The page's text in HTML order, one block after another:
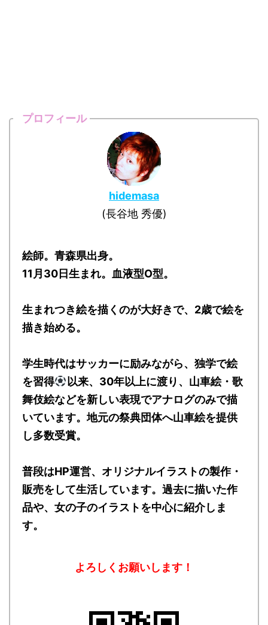
プロフィール
hidemasa
(長谷地 秀優)
絵師。青森県出身。
11月30日生まれ。血液型O型。
生まれつき絵を描くのが大好きで、2歳で絵を
描き始める。
学生時代はサッカーに励みながら、独学で絵
を習得
以来、30年以上に渡り、山車絵・歌
舞伎絵などを新しい表現でアナログのみで描
いています。地元の祭典団体へ山車絵を提供
し多数受賞。
普段はHP運営、オリジナルイラストの製作・
販売をして生活しています。過去に描いた作
品や、女の子のイラストを中心に紹介しま
す。
よろしくお願いします！